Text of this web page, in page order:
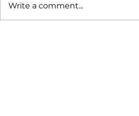
Write a comment...